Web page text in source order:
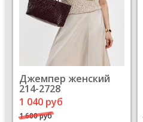
Джемпер женский
214-2728
1 040 руб
1 600 руб